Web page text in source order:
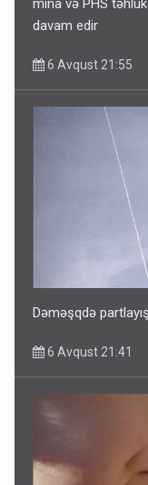
mina və PHS
davam edir
6 Avqust 21:55
Dəməşqdə
6 Avqust 21:41